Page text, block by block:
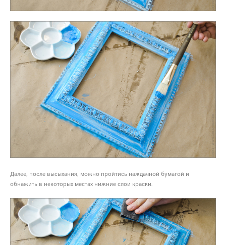
Далее, после высыхания, можно пройтись наждачной бумагой и
обнажить в некоторых местах нижние слои краски.